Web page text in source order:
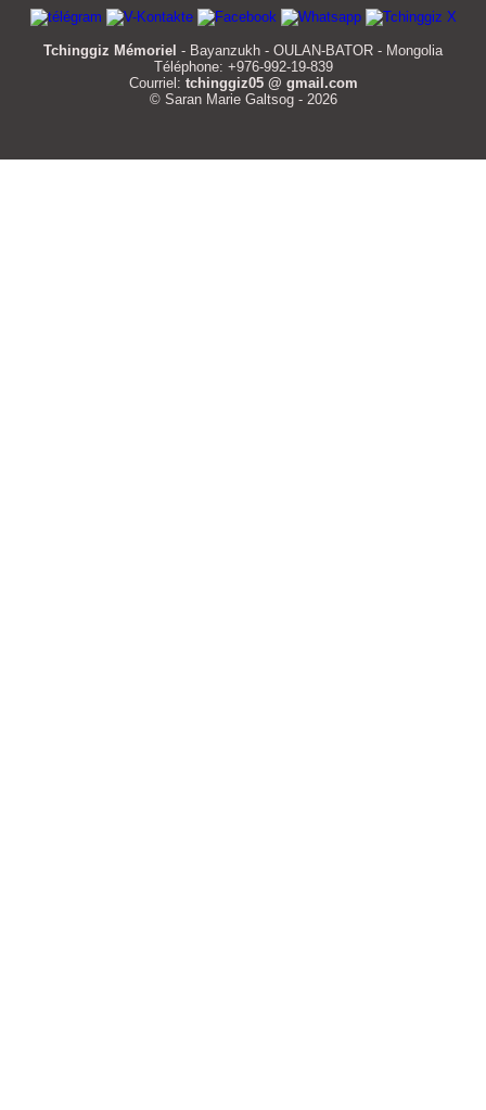
Tchinggiz Mémoriel - Bayanzukh - OULAN-BATOR - Mongolia
Téléphone: +976-992-19-839
Courriel: tchinggiz05 @ gmail.com
© Saran Marie Galtsog - 2026